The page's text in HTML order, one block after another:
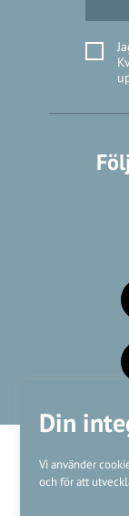
Din
Vi använder
och för att